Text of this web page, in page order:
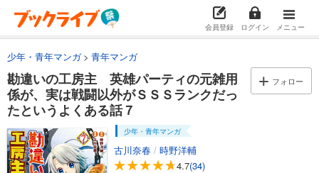
会員登録 ログイン メニュー
少年・青年マンガ 青年マンガ
勘違いの工房主 英雄パーティの元雑用
係が、実は戦闘以外がＳＳＳランクだっ
たというよくある話７
フォロー
少年・青年マンガ
古川奈春 / 時野洋輔
4.7(34)